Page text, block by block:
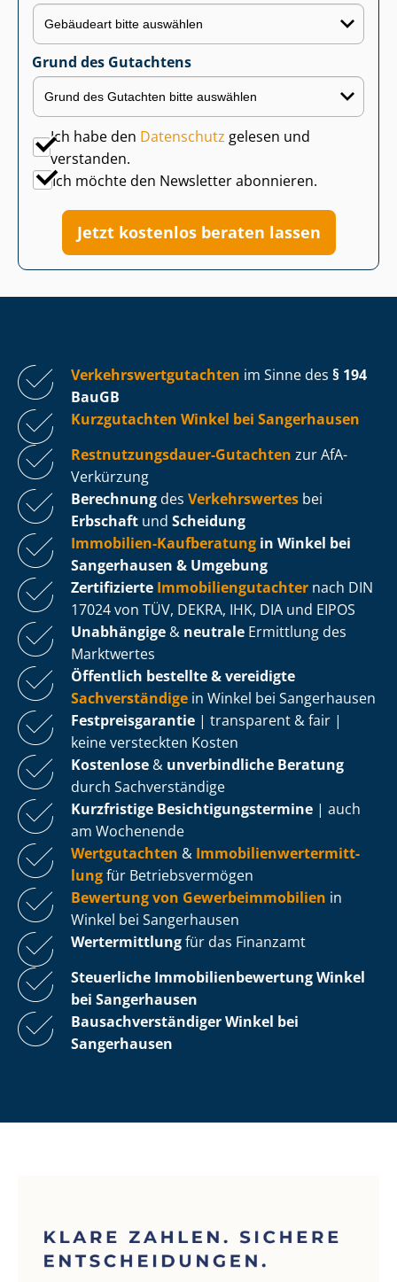
Grund des Gutachtens
Ich habe den Datenschutz gelesen und
verstanden.
Ich möchte den Newsletter abonnieren.
Jetzt kostenlos beraten lassen
Ver­kehrs­wert­gut­ach­ten im Sinne des § 194
BauGB
Kurzgutachten Winkel bei Sangerhausen
Rest­nut­zungs­dau­er-Gutachten zur AfA-
Verkürzung
Berechnung des Verkehrswertes bei
Erbschaft und Scheidung
Immobilien-Kaufberatung in Winkel bei
Sangerhausen & Umgebung
Zertifizierte Im­mo­bi­li­en­gut­ach­ter nach DIN
17024 von TÜV, DEKRA, IHK, DIA und EIPOS
Unabhängige & neutrale Ermittlung des
Marktwertes
Öffentlich bestellte & vereidigte
Sachverständige in Winkel bei Sangerhausen
Fest­preis­ga­ran­tie | transparent & fair |
keine versteckten Kosten
Kostenlose & unverbindliche Beratung
durch Sachverständige
Kurzfristige Be­sich­ti­gungs­ter­mi­ne | auch
am Wochenende
Wertgutachten & Im­mo­bi­li­en­wert­ermitt­
lungfür Be­triebs­ver­mö­gen
Bewertung von Ge­wer­be­im­mo­bi­li­en in
Winkel bei Sangerhausen
Wertermittlungfür das Finanzamt
Steuerliche Im­mo­bi­li­en­be­wer­tungWinkel
bei Sangerhausen
Bau­sach­ver­stän­di­ger Winkel bei
Sangerhausen